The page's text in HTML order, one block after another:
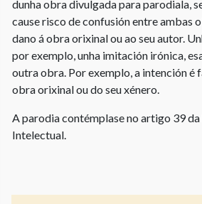
dunha obra divulgada para parodiala,
cause risco de confusión entre ambas
dano á obra orixinal ou ao seu autor.
por exemplo, unha imitación irónica,
outra obra. Por exemplo, a intención é
obra orixinal ou do seu xénero.
A parodia contémplase no artigo 39
Intelectual.